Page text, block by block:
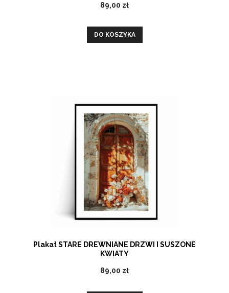
89,00 zł
DO KOSZYKA
Plakat STARE DREWNIANE DRZWI I SUSZONE
KWIATY
89,00 zł